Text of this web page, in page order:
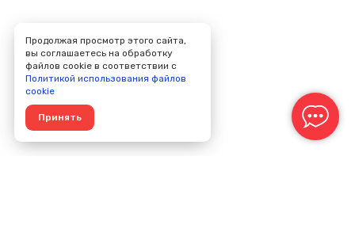
Продолжая просмотр этого сайта,
вы соглашаетесь на обработку
файлов cookie в соответствии с
Политикой использования файлов
cookie
Принять